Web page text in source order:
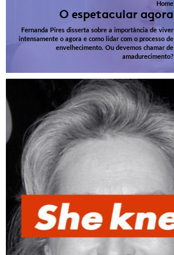
Home
O espetacular agora
Fernanda Pires disserta sobre a importância de viver
intensamente o agora e como lidar com o processo de
envelhecimento. Ou devemos chamar de
amadurecimento?